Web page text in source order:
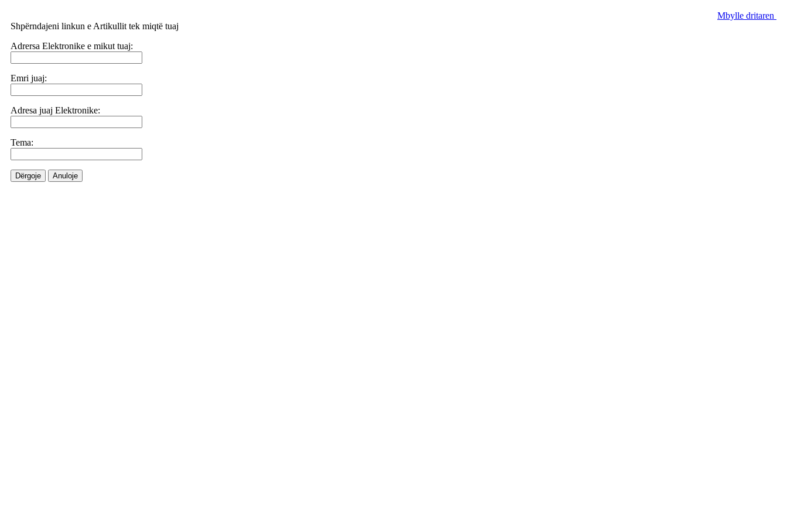
Mbylle dritaren
Shpërndajeni linkun e Artikullit tek miqtë tuaj
Adrersa Elektronike e mikut tuaj:
Emri juaj:
Adresa juaj Elektronike:
Tema:
Dërgoje Anuloje